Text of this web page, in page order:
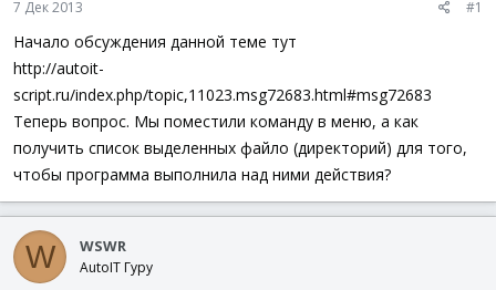
ы
а
7 Дек 2013 #1
Начало обсуждения данной теме тут
http://autoit-
script.ru/index.php/topic,11023.msg72683.html#msg72683
Теперь вопрос. Мы поместили команду в меню, а как
получить список выделенных файло (директорий) для того,
чтобы программа выполнила над ними действия?
W WSWR
AutoIT Гуру